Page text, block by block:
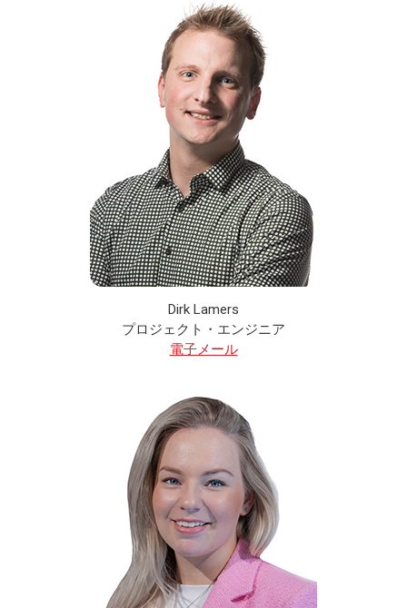
Dirk Lamers
プロジェクト・エンジニア
電子メール